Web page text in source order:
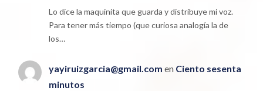
Lo dice la maquinita que guarda y distribuye mi voz.
Para tener más tiempo (que curiosa analogía la de
los…
yayiruizgarcia@gmail.com en Ciento sesenta
minutos